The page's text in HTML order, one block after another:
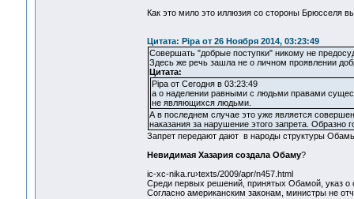
Как это мило это иллюзия со стороны Брюсселя
Цитата: Pipa от 26 Ноября 2014, 03:23:49
Совершать "добрые поступки" никому не
Здесь же речь зашла не о личном проявлении
Цитата:
Pipa от Сегодня в 03:23:49
а о наделении равными с людьми правами
не являющихся людьми.
А в последнем случае это уже является
наказания за нарушение этого запрета. Образно
Запрет передают дают в народы структуры
Невидимая Хазария создала Обаму?
ic-xc-nika.ru›texts/2009/apr/n457.html
Среди первых решений, принятых Обамой, указ о
Согласно американским законам, министры не